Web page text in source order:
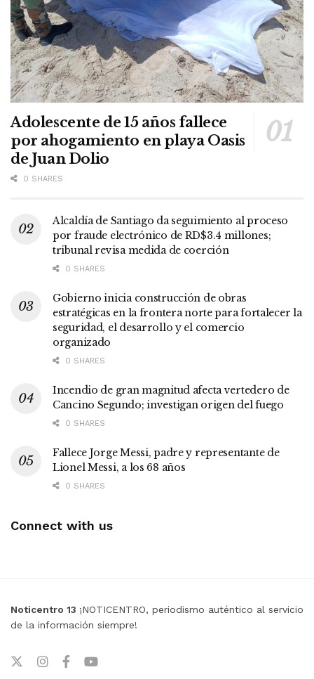
Adolescente de 15 años fallece
por ahogamiento en playa Oasis
de Juan Dolio
0 SHARES
Alcaldía de Santiago da seguimiento al proceso
por fraude electrónico de RD$3.4 millones;
tribunal revisa medida de coerción
0 SHARES
Gobierno inicia construcción de obras
estratégicas en la frontera norte para fortalecer la
seguridad, el desarrollo y el comercio
organizado
0 SHARES
Incendio de gran magnitud afecta vertedero de
Cancino Segundo; investigan origen del fuego
0 SHARES
Fallece Jorge Messi, padre y representante de
Lionel Messi, a los 68 años
0 SHARES
Connect with us
Noticentro 13 ¡NOTICENTRO, periodismo auténtico al servicio
de la información siempre!